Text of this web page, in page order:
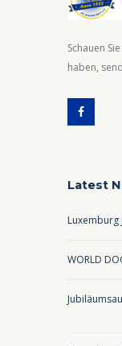
Schauen
haben,
Latest
Luxemburg
WORLD